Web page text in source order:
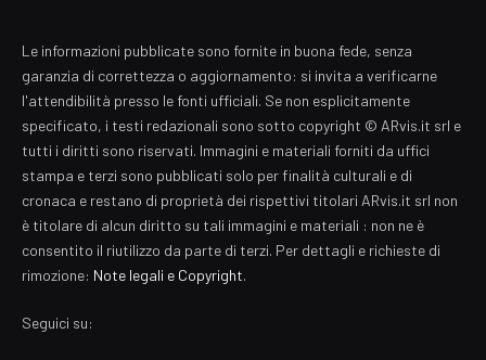
Le informazioni pubblicate sono fornite in buona fede, senza
garanzia di correttezza o aggiornamento: si invita a verificarne
l'attendibilità presso le fonti ufficiali. Se non esplicitamente
specificato, i testi redazionali sono sotto copyright © ARvis.it srl e
tutti i diritti sono riservati. Immagini e materiali forniti da uffici
stampa e terzi sono pubblicati solo per finalità culturali e di
cronaca e restano di proprietà dei rispettivi titolari ARvis.it srl non
è titolare di alcun diritto su tali immagini e materiali : non ne è
consentito il riutilizzo da parte di terzi. Per dettagli e richieste di
rimozione: Note legali e Copyright.
Seguici su: